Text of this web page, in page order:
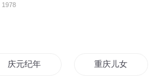
1978
庆元纪年 重庆儿女